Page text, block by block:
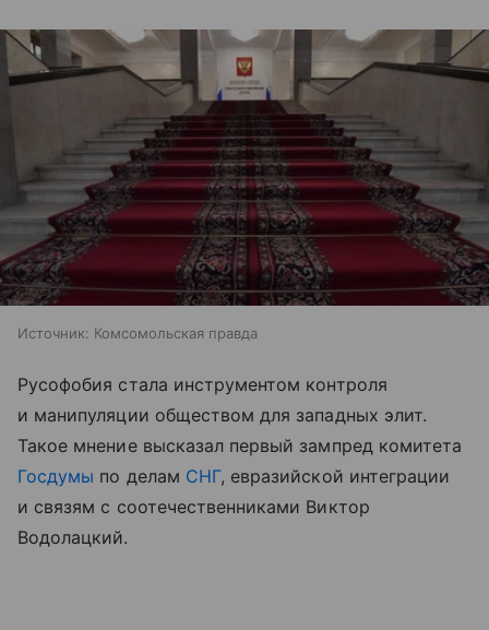
Источник: Комсомольская правда
Русофобия стала инструментом контроля
и манипуляции обществом для западных элит.
Такое мнение высказал первый зампред комитета
Госдумы по делам СНГ, евразийской интеграции
и связям с соотечественниками Виктор
Водолацкий.